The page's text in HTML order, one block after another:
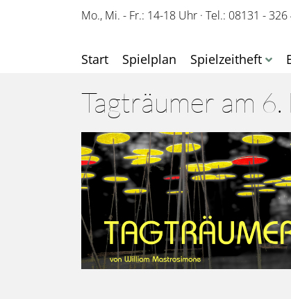
Mo., Mi. - Fr.: 14-18 Uhr · Tel.: 08131 - 326
Start Spielplan Spielzeitheft
Tagträumer am